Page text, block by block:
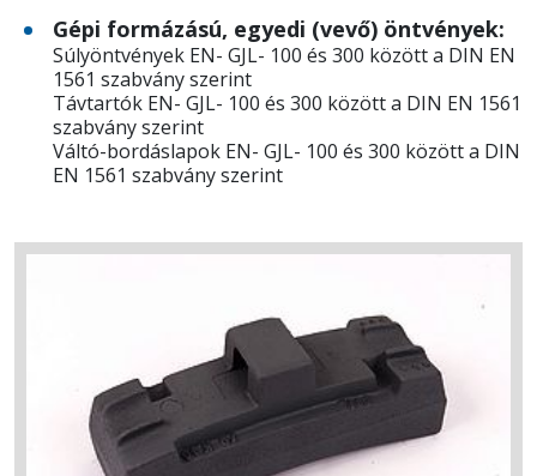
Gépi formázású, egyedi (vevő) öntvények:
Súlyöntvények EN- GJL- 100 és 300 között a DIN EN
1561 szabvány szerint
Távtartók EN- GJL- 100 és 300 között a DIN EN 1561
szabvány szerint
Váltó-bordáslapok EN- GJL- 100 és 300 között a DIN
EN 1561 szabvány szerint